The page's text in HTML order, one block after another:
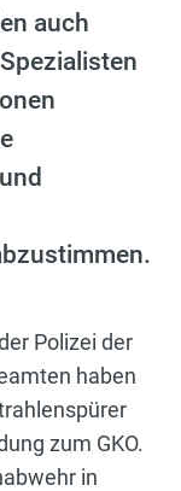
auch
Polizei der
haben
zum GKO.
in